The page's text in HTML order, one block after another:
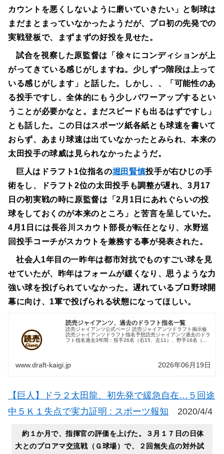
カウントを悪くしないように磨いていきたい」と制球は
まだまとまっていなかったようだが、プロ初の先発での
実戦登板で、まずまずの好投を見せた。
試合を視察した原監督は「徐々にコンディションが上
がってきている感じがしますね。少しずつ階段は上って
いる感じがします」と話した。しかし、、「可能性のあ
る投手ですし、全体的にもう少しパワーアップするとい
うことが必要かなと。まだスピードも出るはずですし」
とも話した。この日はスポーツ紙各紙とも球速を書いて
おらず、あまり球速は出ていなかったとみられ、本来の
太田投手の球威は見られなかったようだ。
巨人はドラフト1位指名の堀田賢慎投手が右ひじの手
術をし、ドラフト2位の太田投手も調整が遅れ、3月17
日の初実戦の時に原監督は「2月1日にあれぐらいの投
球をしておくのが本来のところ」と苦言を呈していた。
4月1日には長谷川スカウト部長が転任となり、水野巡
回投手コーチがスカウトを兼務する事が発表された。
社会人1年目の一昨年は都市対抗でものすごい球を見
せていたが、昨年はフォームが緩くなり、思うような力
強い球を投げられていなかった。遅れているプロ野球開
幕に向け、1軍で投げられる状態になってほしい。
読売ジャイアンツ、過去のドラフト指名一覧
読売ジャイアンツ公式ページ 読売ジャイアンツドラフト掲示板
読売ジャイアンツドラフト指名予想読売ジャイアンツ過去のドラ
フト指名過去3年間：投手26名（右15、左11）、野手16名（捕
www.draft-kaigi.jp 2026年06月19日
【巨人】ドラ２太田龍、初先発で緩急自在…５回途
中５Ｋ１失点で実力証明 : スポーツ報知 2020/4/4
約１か月で、指揮官の評価を上げた。３月１７日の日体
大とのプロアマ交流戦（Ｇ球場）で、２回無失点の対外試